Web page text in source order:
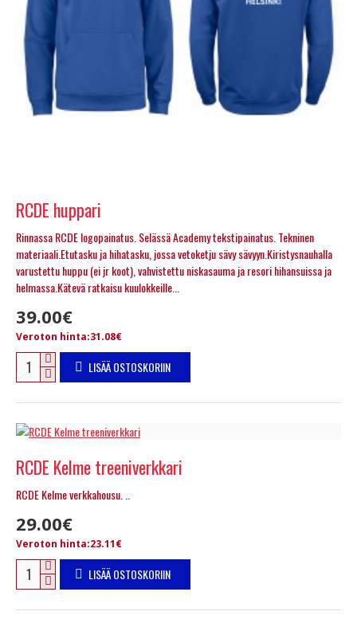
RCDE huppari
Rinnassa RCDE logopainatus. Selässä Academy tekstipainatus. Tekninen
materiaali.Etutasku ja hihatasku, jossa vetoketju sävy sävyyn.Kiristysnauhalla
varustettu huppu (ei jr koot), vahvistettu niskasauma ja resori hihansuissa ja
helmassa.Kätevä ratkaisu kuulokkeille...
39.00€
Veroton hinta:31.08€
LISÄÄ OSTOSKORIIN
RCDE Kelme treeniverkkari
RCDE Kelme verkkahousu. ..
29.00€
Veroton hinta:23.11€
LISÄÄ OSTOSKORIIN